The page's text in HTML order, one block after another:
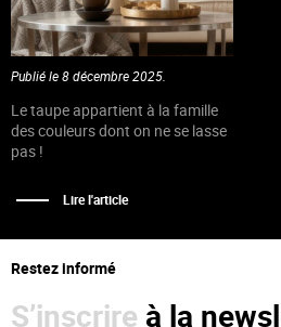
Publié le 8 décembre 2025.
Le taupe appartient à la famille
des couleurs dont on ne se lasse
pas !
Lire l'article
Restez informé
S’inscrire à la